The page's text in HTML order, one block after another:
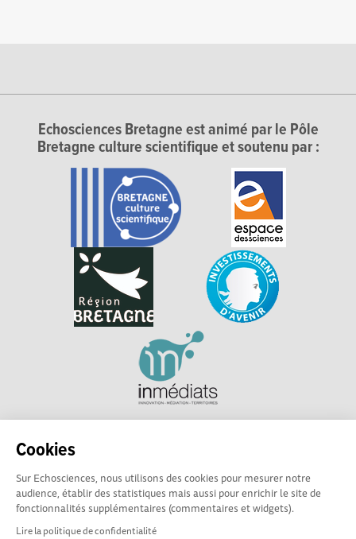
Cookies
Sur Echosciences, nous utilisons des cookies pour mesurer notre
audience, établir des statistiques mais aussi pour enrichir le site de
fonctionnalités supplémentaires (commentaires et widgets).
Lire la politique de confidentialité
Echosciences Bretagne est animé par le Pôle
Bretagne culture scientifique et soutenu par :
Explorer, s’exprimer, rentrer en contact : Echosciences
Bretagne est le réseau social des amateurs et passionnés de
sciences et de technologies en Bretagne.
Les contenus sont sous Licence Creative Commons Attribution - Pas d'Utilisation
Commerciale - Partage à l'Identique